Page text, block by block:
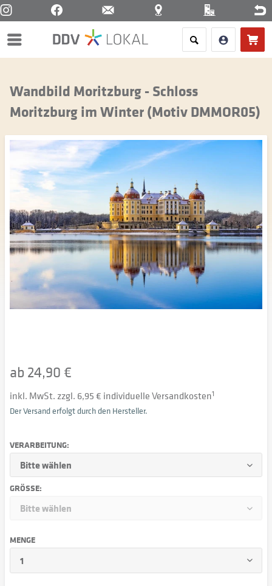
Menü
Wandbild Moritzburg - Schloss
Moritzburg im Winter (Motiv DMMOR05)
ab 24,90 €
inkl. MwSt. zzgl. 6,95 € individuelle Versandkosten1
Der Versand erfolgt durch den Hersteller.
VERARBEITUNG:
GRÖSSE:
MENGE